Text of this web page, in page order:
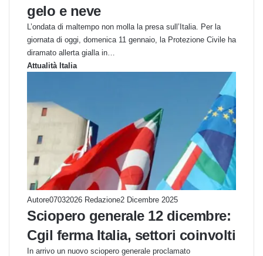
gelo e neve
L’ondata di maltempo non molla la presa sull’Italia. Per la
giornata di oggi, domenica 11 gennaio, la Protezione Civile ha
diramato allerta gialla in…
Attualità Italia
Autore07032026 Redazione2 Dicembre 2025
Sciopero generale 12 dicembre:
Cgil ferma Italia, settori coinvolti
In arrivo un nuovo sciopero generale proclamato